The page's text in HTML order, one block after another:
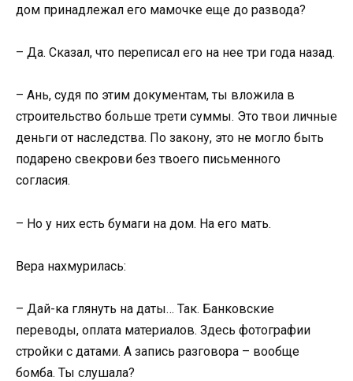
дом принадлежал его мамочке еще до развода?
– Да. Сказал, что переписал его на нее три года назад.
– Ань, судя по этим документам, ты вложила в
строительство больше трети суммы. Это твои личные
деньги от наследства. По закону, это не могло быть
подарено свекрови без твоего письменного
согласия.
– Но у них есть бумаги на дом. На его мать.
Вера нахмурилась:
– Дай-ка глянуть на даты… Так. Банковские
переводы, оплата материалов. Здесь фотографии
стройки с датами. А запись разговора – вообще
бомба. Ты слушала?